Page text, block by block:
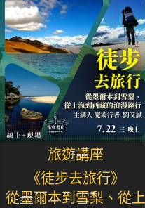
旅遊講座
《徒步去旅行》
從墨爾本到雪梨、從上